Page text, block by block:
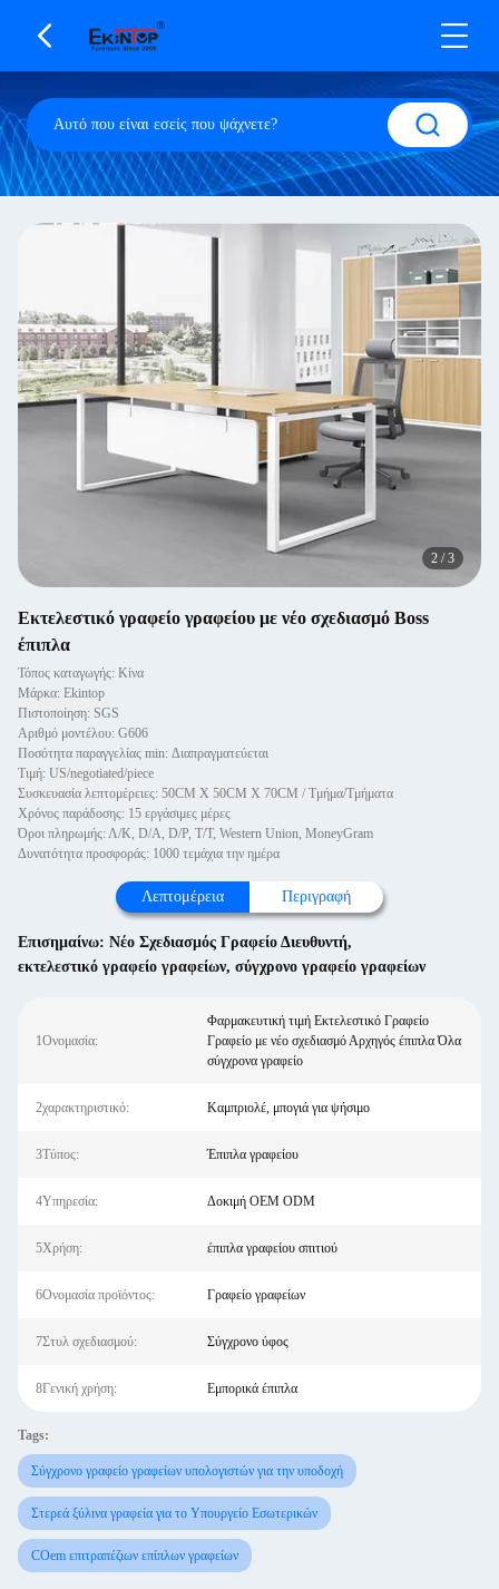
2 /3
Εκτελεστικό γραφείο γραφείου με νέο σχεδιασμό Boss
έπιπλα
Τόπος καταγωγής: Κίνα
Μάρκα: Ekintop
Πιστοποίηση: SGS
Αριθμό μοντέλου: G606
Ποσότητα παραγγελίας min: Διαπραγματεύεται
Τιμή: US/negotiated/piece
Συσκευασία λεπτομέρειες: 50CM X 50CM X 70CM / Τμήμα/Τμήματα
Χρόνος παράδοσης: 15 εργάσιμες μέρες
Όροι πληρωμής: Λ/Κ, D/A, D/P, T/T, Western Union, MoneyGram
Δυνατότητα προσφοράς: 1000 τεμάχια την ημέρα
Λεπτομέρεια Περιγραφή
Επισημαίνω: Νέο Σχεδιασμός Γραφείο Διευθυντή,
εκτελεστικό γραφείο γραφείων, σύγχρονο γραφείο γραφείων
1Ονομασία:
Φαρμακευτική τιμή Εκτελεστικό Γραφείο
Γραφείο με νέο σχεδιασμό Αρχηγός έπιπλα Όλα
σύγχρονα γραφείο
2χαρακτηριστικό: Καμπριολέ, μπογιά για ψήσιμο
3Τύπος: Έπιπλα γραφείου
4Υπηρεσία: Δοκιμή OEM ODM
5Χρήση: έπιπλα γραφείου σπιτιού
6Ονομασία προϊόντος: Γραφείο γραφείων
7Στυλ σχεδιασμού: Σύγχρονο ύφος
8Γενική χρήση: Εμπορικά έπιπλα
Tags:
Σύγχρονο γραφείο γραφείων υπολογιστών για την υποδοχή
Στερεά ξύλινα γραφεία για το Υπουργείο Εσωτερικών
COem επιτραπέζιων επίπλων γραφείων